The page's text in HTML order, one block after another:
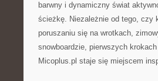
barwny i dynamiczny świat
ścieżkę. Niezależnie od tego, czy
poruszaniu się na wrotkach,
snowboardzie, pierwszych
Micoplus.pl staje się miejscem